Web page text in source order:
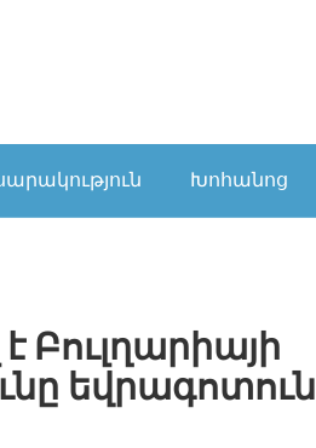
Խոհանոց
Բուլղարիայի
եվրագոտուն